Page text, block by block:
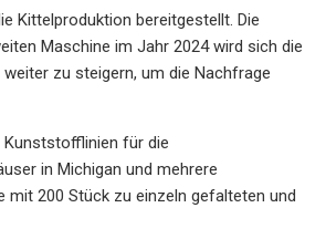
Kittelproduktion bereitgestellt. Die
Maschine im Jahr 2024 wird sich die
zu steigern, um die Nachfrage
Kunststofflinien für die
in Michigan und mehrere
mit 200 Stück zu einzeln gefalteten und